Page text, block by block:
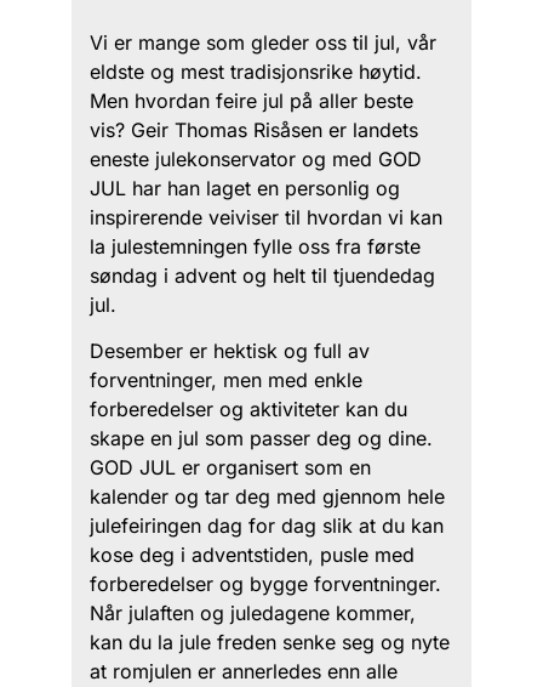
Vi er mange som gleder oss til jul, vår
eldste og mest tradisjonsrike høytid.
Men hvordan feire jul på aller beste
vis? Geir Thomas Risåsen er landets
eneste julekonservator og med GOD
JUL har han laget en personlig og
inspirerende veiviser til hvordan vi kan
la julestemningen fylle oss fra første
søndag i advent og helt til tjuendedag
jul.
Desember er hektisk og full av
forventninger, men med enkle
forberedelser og aktiviteter kan du
skape en jul som passer deg og dine.
GOD JUL er organisert som en
kalender og tar deg med gjennom hele
julefeiringen dag for dag slik at du kan
kose deg i adventstiden, pusle med
forberedelser og bygge forventninger.
Når julaften og juledagene kommer,
kan du la jule freden senke seg og nyte
at romjulen er annerledes enn alle